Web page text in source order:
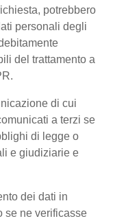
potrebbero
personali degli
del trattamento a
di cui
a terzi se
di legge o
e giudiziarie e
dei dati in
se ne verificasse